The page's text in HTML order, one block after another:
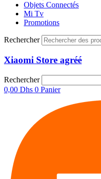
Objets Connectés
Mi Tv
Promotions
Rechercher
Xiaomi Store agréé
Rechercher
0,00 Dhs 0 Panier